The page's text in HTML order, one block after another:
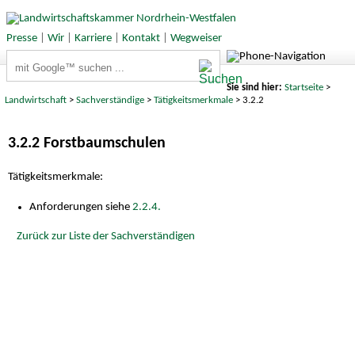
Presse| Wir| Karriere| Kontakt| Wegweiser
Sie sind hier: Startseite>
Landwirtschaft >Sachverständige >Tätigkeitsmerkmale > 3.2.2
3.2.2 Forstbaumschulen
Tätigkeitsmerkmale:
Anforderungen siehe2.2.4.
Zurück zur Liste der Sachverständigen